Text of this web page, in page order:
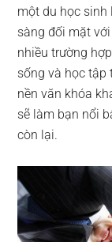
một du học sinh
sàng đối mặt
nhiều trường
sống và học
nền văn khóa
sẽ làm bạn nổi
còn lại.